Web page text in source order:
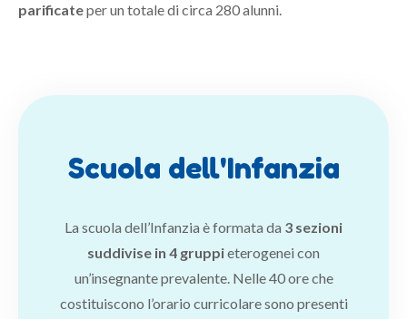
parificateper un totale di circa 280 alunni.
Scuola dell'Infanzia
La scuola dell’Infanzia è formata da 3 sezioni
suddivise in 4 gruppieterogenei con
un’insegnante prevalente. Nelle 40 ore che
costituiscono l’orario curricolare sono presenti